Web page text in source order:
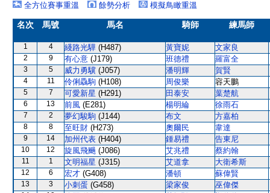
全方位賽事重溫
餘勢分析 模擬鳥瞰重溫
名次 馬號 馬名 騎師 練馬師
1 4 綫路光驊 (H487) 黃寶妮 文家良
2 9 有心意 (J179) 班德禮 羅富全
3 5 威力勇驥 (J057) 潘明輝 賀賢
4 11 伶俐驫駒 (H108) 周俊樂 容天鵬
5 7 可愛新星 (H291) 田泰安 葉楚航
6 13 前風 (E281) 楊明綸 徐雨石
7 2 夢幻駿駒 (J144) 布文 方嘉柏
8 8 至旺財 (H273) 奧爾民 韋達
9 14 加州代表 (H404) 鍾易禮 告東尼
10 12 旋風飛颺 (J086) 艾兆禮 蔡約翰
11 1 文明福星 (J315) 艾道拿 大衛希斯
12 6 宏才 (G408) 潘頓 蘇偉賢
13 3 小刺蛋 (G458) 梁家俊 巫偉傑